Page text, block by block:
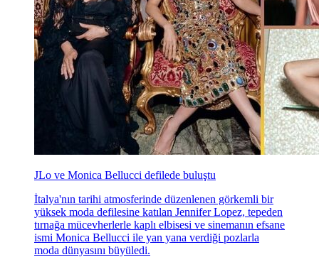
JLo ve Monica Bellucci defilede buluştu
İtalya'nın tarihi atmosferinde düzenlenen görkemli bir
yüksek moda defilesine katılan Jennifer Lopez, tepeden
tırnağa mücevherlerle kaplı elbisesi ve sinemanın efsane
ismi Monica Bellucci ile yan yana verdiği pozlarla
moda dünyasını büyüledi.